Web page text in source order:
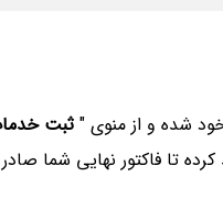
خود شده و از منوی " ثبت
تا فاكتور نهایی شما